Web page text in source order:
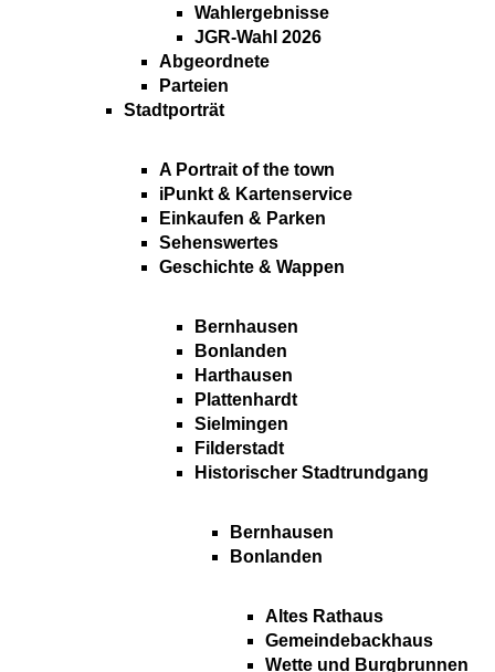
Wahlergebnisse
JGR-Wahl 2026
Abgeordnete
Parteien
Stadtporträt
A Portrait of the town
iPunkt & Kartenservice
Einkaufen & Parken
Sehenswertes
Geschichte & Wappen
Bernhausen
Bonlanden
Harthausen
Plattenhardt
Sielmingen
Filderstadt
Historischer Stadtrundgang
Bernhausen
Bonlanden
Altes Rathaus
Gemeindebackhaus
Wette und Burgbrunnen